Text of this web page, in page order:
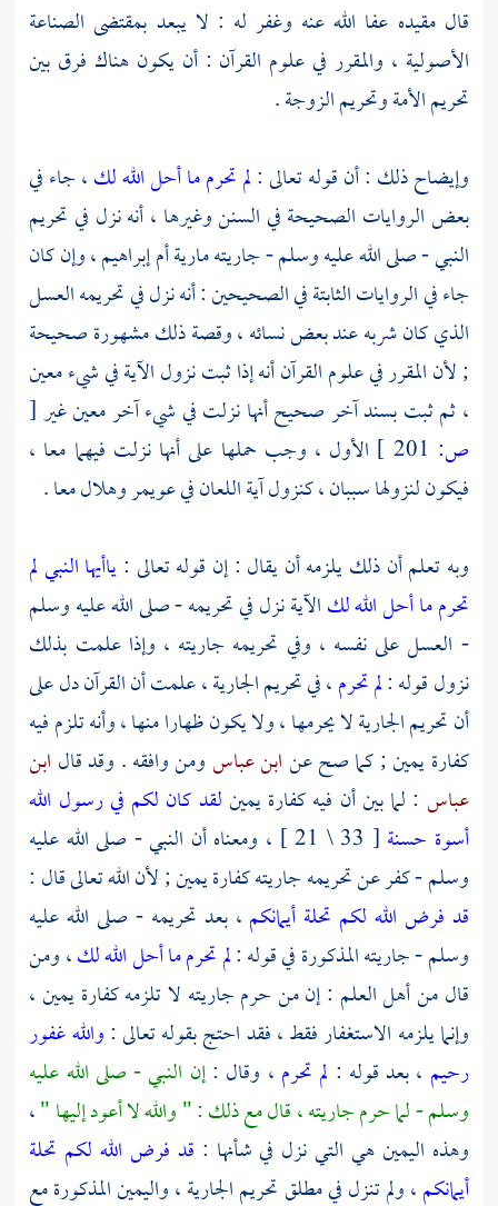
قال مقيده عفا الله عنه وغفر له : لا يبعد بمقتضى الصناعة
الأصولية ، والمقرر في علوم القرآن : أن يكون هناك فرق بين
تحريم الأمة وتحريم الزوجة .
وإيضاح ذلك : أن قوله تعالى :لم تحرم ما أحل الله لك، جاء في
بعض الروايات الصحيحة في السنن وغيرها ، أنه نزل في تحريم
النبي - صلى الله عليه وسلم - جاريتهمارية أم إبراهيم، وإن كان
جاء في الروايات الثابتة في الصحيحين : أنه نزل في تحريمه العسل
الذي كان شربه عند بعض نسائه ، وقصة ذلك مشهورة صحيحة
; لأن المقرر في علوم القرآن أنه إذا ثبت نزول الآية في شيء معين
، ثم ثبت بسند آخر صحيح أنها نزلت في شيء آخر معين غير[
ص:
الأول ، وجب حملها على أنها نزلت فيهما معا ،
فيكون لنزولها سببان ، كنزول آية اللعان فيعويمروهلالمعا .
وبه تعلم أن ذلك يلزمه أن يقال : إن قوله تعالى :ياأيها النبي لم
تحرم ما أحل الله لكالآية نزل في تحريمه - صلى الله عليه وسلم
- العسل على نفسه ، وفي تحريمه جاريته ، وإذا علمت بذلك
نزول قوله :لم تحرم، في تحريم الجارية ، علمت أن القرآن دل على
أن تحريم الجارية لا يحرمها ، ولا يكون ظهارا منها ، وأنه تلزم فيه
كفارة يمين ; كما صح عنابن عباسومن وافقه . وقد قال ابن
عباس : لما بين أن فيه كفارة يمينلقد كان لكم في رسول الله
أسوة حسنة
[ 33 \ 21 ] ، ومعناه أن النبي - صلى الله عليه
وسلم - كفر عن تحريمه جاريته كفارة يمين ; لأن الله تعالى قال :
قد فرض الله لكم تحلة أيمانكم ، بعد تحريمه - صلى الله عليه
وسلم - جاريته المذكورة في قوله :لم تحرم ما أحل الله لك، ومن
قال من أهل العلم : إن من حرم جاريته لا تلزمه كفارة يمين ،
وإنما يلزمه الاستغفار فقط ، فقد احتج بقوله تعالى :والله غفور
رحيم ، بعد قوله : لم تحرم ، وقال :إن النبي - صلى الله عليه
وسلم - لما حرم جاريته ، قال مع ذلك : " والله لا أعود إليها "،
وهذه اليمين هي التي نزل في شأنها : قد فرض الله لكم تحلة
أيمانكم، ولم تنزل في مطلق تحريم الجارية ، واليمين المذكورة مع